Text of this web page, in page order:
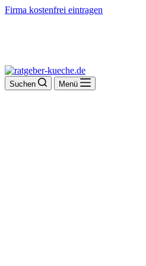
Firma kostenfrei eintragen
Suchen Menü